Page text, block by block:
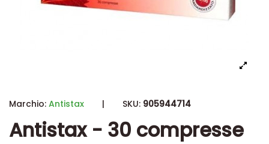
Marchio: Antistax | SKU: 905944714
Antistax - 30 compresse